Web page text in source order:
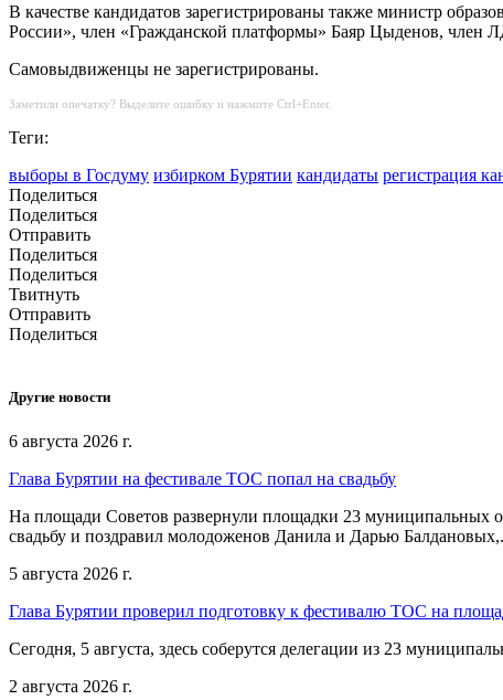
В качестве кандидатов зарегистрированы также министр
России», член «Гражданской платформы» Баяр Цыденов,
Самовыдвиженцы не зарегистрированы.
Заметили опечатку? Выделите ошибку и нажмите Ctrl+Enter.
Теги:
выборы в Госдуму избирком Бурятии кандидаты регистрация
Поделиться
Поделиться
Отправить
Поделиться
Поделиться
Твитнуть
Отправить
Поделиться
Другие новости
6 августа 2026 г.
Глава Бурятии на фестивале ТОС попал на свадьбу
На площади Советов развернули площадки 23 муниципальных
свадьбу и поздравил молодоженов Данила и Дарью Балдановых,.
5 августа 2026 г.
Глава Бурятии проверил подготовку к фестивалю ТОС на
Сегодня, 5 августа, здесь соберутся делегации из 23
2 августа 2026 г.